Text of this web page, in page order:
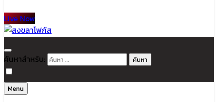
Live Now
สงขลาโฟกัส
ติดตามข่าวสาร ภาคใต้ หาดใหญ่และสงขลา จากสำนักข่าวโฟกัส
ค้นหาสำหรับ:
Menu